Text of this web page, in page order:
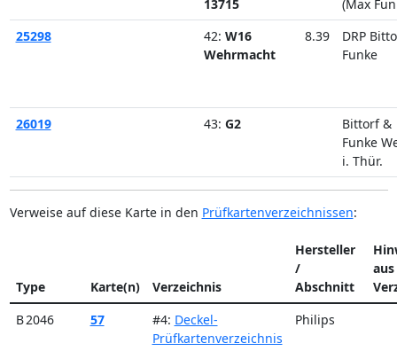
13715
(Max
25298
42: W16
Wehrmacht
8.39
DRP
Funke
26019 43: G2
Bittorf &
Funke
i. Thür.
Verweise auf diese Karte in den Prüfkartenverzeichnissen:
Type Karte(n) Verzeichnis
Hersteller
/
Abschnitt
aus
B 2046
57 #4: Deckel-
Prüfkartenverzeichnis
Philips